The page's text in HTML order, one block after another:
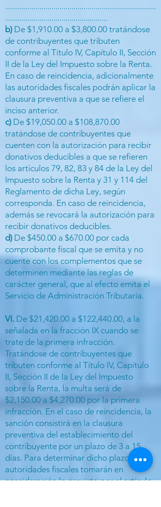
...........................................................................
...................................................
b) De $1,910.00 a $3,800.00 tratándose
de contribuyentes que tributen
conforme al Título IV, Capítulo II, Sección
II de la Ley del Impuesto sobre la Renta.
En caso de reincidencia, adicionalmente
las autoridades fiscales podrán aplicar la
clausura preventiva a que se refiere el
inciso anterior.
c) De $19,050.00 a $108,870.00
tratándose de contribuyentes que
cuenten con la autorización para recibir
donativos deducibles a que se refieren
los artículos 79, 82, 83 y 84 de la Ley del
Impuesto sobre la Renta y 31 y 114 del
Reglamento de dicha Ley, según
corresponda. En caso de reincidencia,
además se revocará la autorización para
recibir donativos deducibles.
d) De $450.00 a $670.00 por cada
comprobante fiscal que se emita y no
cuente con los complementos que se
determinen mediante las reglas de
carácter general, que al efecto emita el
Servicio de Administración Tributaria.
VI. De $21,420.00 a $122,440.00, a la
señalada en la fracción IX cuando se
trate de la primera infracción.
Tratándose de contribuyentes que
tributen conforme al Título IV, Capítulo
II, Sección II de la Ley del Impuesto
sobre la Renta, la multa será de
$2,150.00 a $4,270.00 por la primera
infracción. En el caso de reincidencia, la
sanción consistirá en la clausura
preventiva del establecimiento del
contribuyente por un plazo de 3 a 15
días. Para determinar dicho plazo, las
autoridades fiscales tomarán en
consideración lo previsto por el artículo